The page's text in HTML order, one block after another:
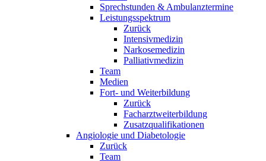
Sprechstunden & Ambulanztermine
Leistungsspektrum
Zurück
Intensivmedizin
Narkosemedizin
Palliativmedizin
Team
Medien
Fort- und Weiterbildung
Zurück
Facharztweiterbildung
Zusatzqualifikationen
Angiologie und Diabetologie
Zurück
Team